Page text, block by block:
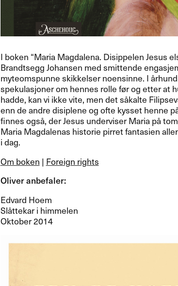
I boken ​“​Maria Magdalena. Disippelen Jesus
Brandtsegg Johansen med smittende
myteomspunne skikkelser noensinne. I
spekulasjoner om hennes rolle f​ø​r og etter at
hadde, kan vi ikke vite, men det s​å​kalte
enn de andre disiplene og ofte kysset henne
finnes ogs​å​, der Jesus underviser Maria p​å
Maria Magdalenas historie pirret fantasien
i dag.​​
Om boken | Foreign rights
Oliver anbefaler:​​
Edvard Hoem
Sl​å​ttekar i himmelen
Oktober 2014